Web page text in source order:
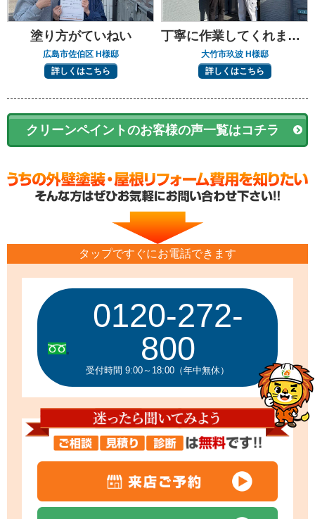
塗り方がていねい
広島市佐伯区 H様邸
詳しくはこちら
丁寧に作業してくれました
大竹市玖波 H様邸
詳しくはこちら
クリーンペイントのお客様の声一覧はコチラ
タップですぐにお電話できます
0120-272-
800
受付時間 9:00～18:00（年中無休）